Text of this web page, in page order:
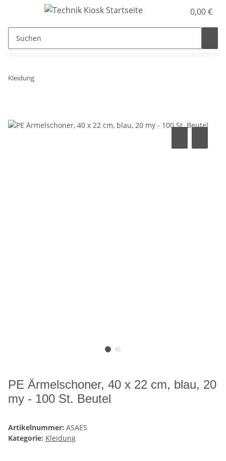
0,00 €
Kleidung
PE Ärmelschoner, 40 x 22 cm, blau, 20
my - 100 St. Beutel
Artikelnummer: ASAES
Kategorie: Kleidung